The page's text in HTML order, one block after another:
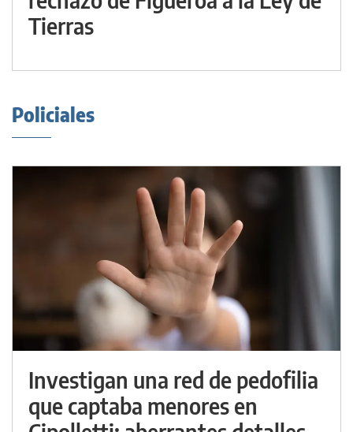
Tierras
Policiales
Investigan una red de pedofilia
que captaba menores en